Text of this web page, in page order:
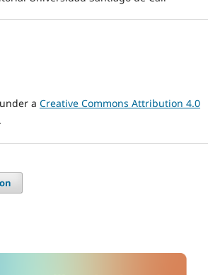
a Creative Commons Attribution 4.0